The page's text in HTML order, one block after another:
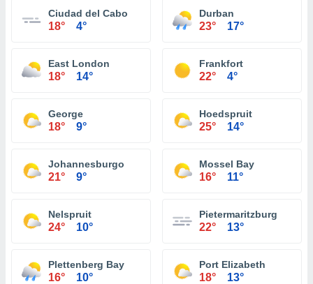
Ciudad del Cabo
18° 4°
Durban
23° 17°
East London
18° 14°
Frankfort
22° 4°
George
18° 9°
Hoedspruit
25° 14°
Johannesburgo
21° 9°
Mossel Bay
16° 11°
Nelspruit
24° 10°
Pietermaritzburg
22° 13°
Plettenberg Bay
16° 10°
Port Elizabeth
18° 13°